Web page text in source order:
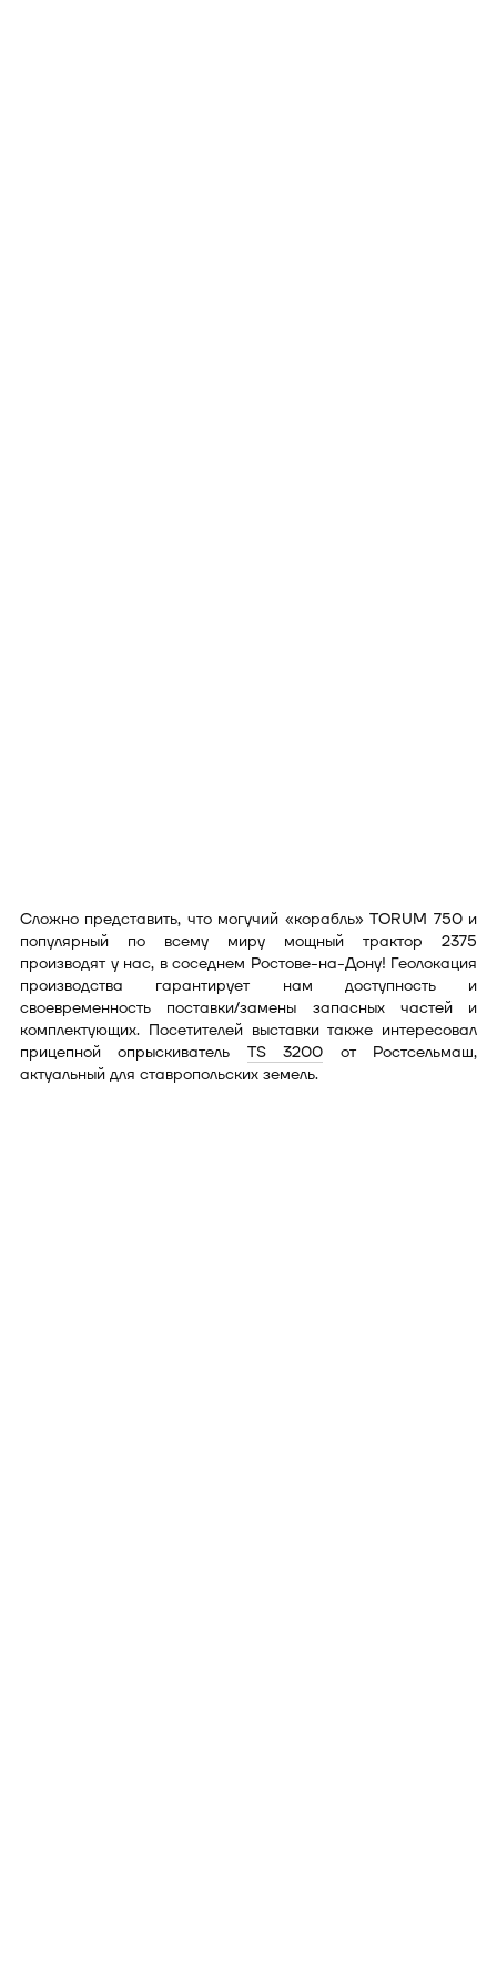
Сложно представить, что могучий «корабль» TORUM 750 и
популярный по всему миру мощный трактор 2375
производят у нас, в соседнем Ростове-на-Дону! Геолокация
производства гарантирует нам доступность и
своевременность поставки/замены запасных частей и
комплектующих. Посетителей выставки также интересовал
прицепной опрыскиватель TS 3200 от Ростсельмаш,
актуальный для ставропольских земель.